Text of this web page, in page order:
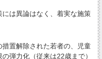
は異論はなく、着実な施策
置解除された若者の、児童
弾力化（従来は22歳まで）